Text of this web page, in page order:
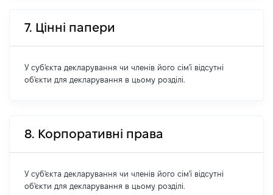
7. Цінні папери
У суб'єкта декларування чи членів його сім'ї відсутні
об'єкти для декларування в цьому розділі.
8. Корпоративні права
У суб'єкта декларування чи членів його сім'ї відсутні
об'єкти для декларування в цьому розділі.